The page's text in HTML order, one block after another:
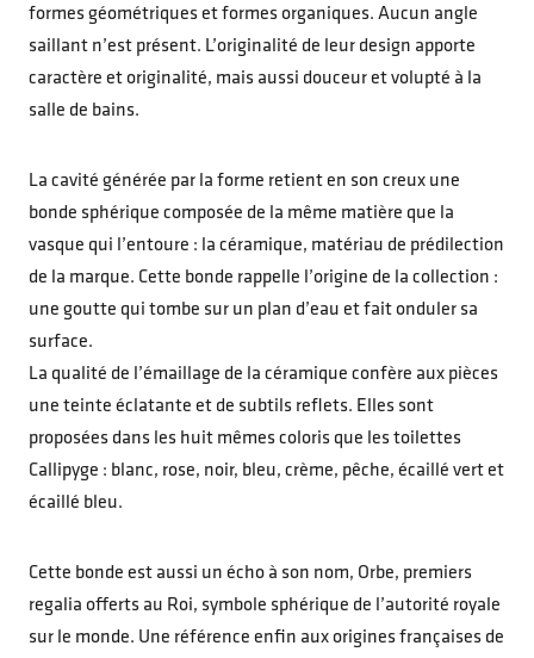
formes géométriques et formes organiques. Aucun angle
saillant n’est présent. L’originalité de leur design apporte
caractère et originalité, mais aussi douceur et volupté à la
salle de bains.
La cavité générée par la forme retient en son creux une
bonde sphérique composée de la même matière que la
vasque qui l’entoure : la céramique, matériau de prédilection
de la marque. Cette bonde rappelle l’origine de la collection :
une goutte qui tombe sur un plan d’eau et fait onduler sa
surface.
La qualité de l’émaillage de la céramique confère aux pièces
une teinte éclatante et de subtils reflets. Elles sont
proposées dans les huit mêmes coloris que les toilettes
Callipyge : blanc, rose, noir, bleu, crème, pêche, écaillé vert et
écaillé bleu.
Cette bonde est aussi un écho à son nom, Orbe, premiers
regalia offerts au Roi, symbole sphérique de l’autorité royale
sur le monde. Une référence enfin aux origines françaises de